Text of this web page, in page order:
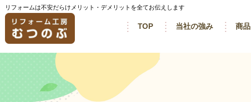
リフォームは不安だらけメリット・デメリットを全てお伝えします
TOP 当社の強み 商品